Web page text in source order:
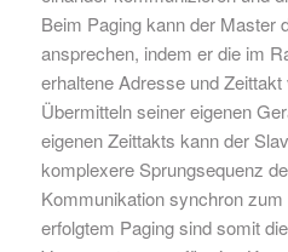
Beim Paging kann der Master
ansprechen, indem er die im
erhaltene Adresse und
Übermitteln seiner eigenen
eigenen Zeittakts kann der
komplexere Sprungsequenz
Kommunikation synchron
erfolgtem Paging sind somit